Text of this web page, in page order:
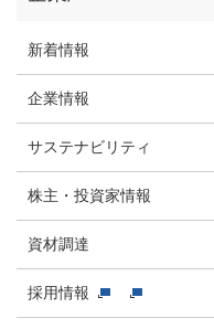
新着情報
企業情報
サステナビリティ
株主・投資家情報
資材調達
採用情報